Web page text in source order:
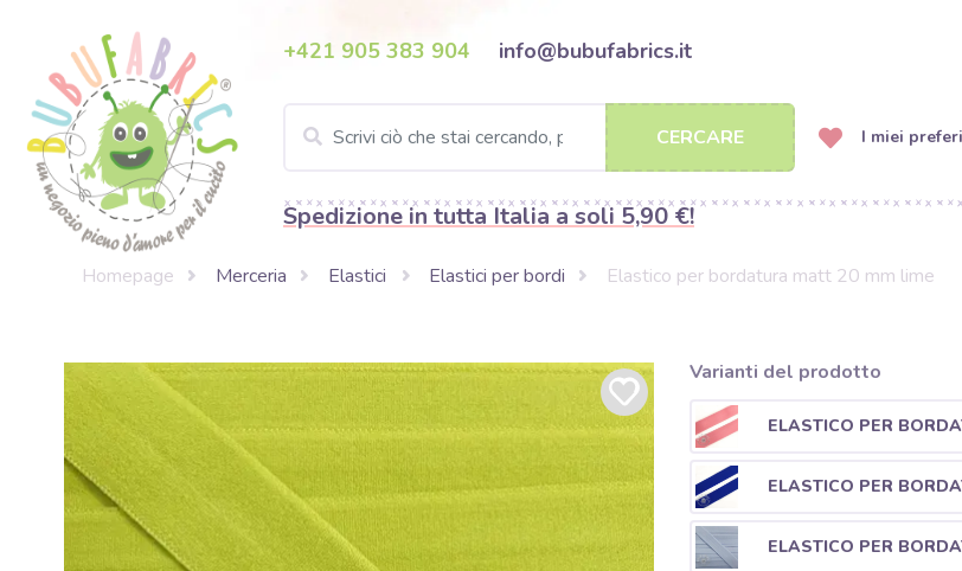
+421 905 383 904 info@bubufabrics.it
CERCARE I miei
Spedizione in tutta Italia a soli 5,90 €!
Homepage Merceria Elastici Elastici per bordi Elastico per bordatura matt 20 mm lime
Varianti del prodotto
ELASTICO PER
ELASTICO PER
ELASTICO PER